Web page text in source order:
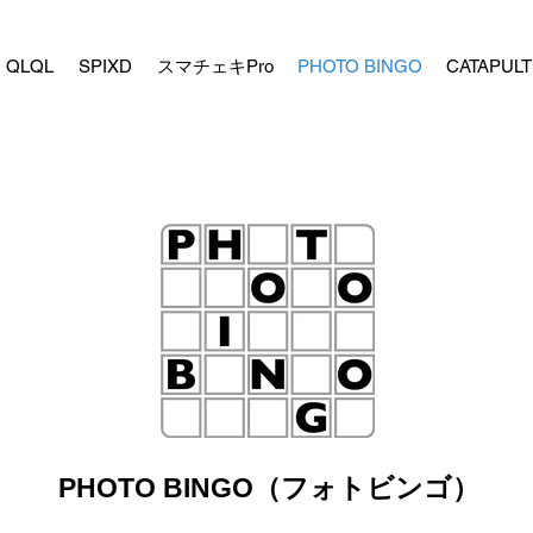
QLQL SPIXD スマチェキPro PHOTO BINGO CATAPULT
PHOTO BINGO（フォトビンゴ）